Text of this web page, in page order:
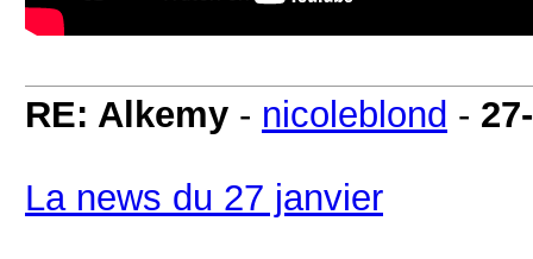
RE: Alkemy - nicoleblond -
La news du 27 janvier